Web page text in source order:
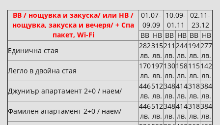
BB / нощувка и закуска/ или HB /
нощувка, закуска и вечеря/ + Спа
пакет, Wi-Fi
01.07-
09.09
10.09-
01.11
02.11-
23.12
BB HB BB HB BB HB
Единична стая
282
лв.
315
лв.
211
лв.
244
лв.
194
лв.
277
лв.
Легло в двойна стая
170
лв.
197
лв.
130
лв.
158
лв.
115
лв.
142
лв.
Джуниър апартамент 2+0 / наем/
446
лв.
512
лв.
348
лв.
414
лв.
318
лв.
384
лв.
Фамилен апартамент 2+0 / наем/
446
лв.
512
лв.
348
лв.
414
лв.
318
лв.
384
лв.